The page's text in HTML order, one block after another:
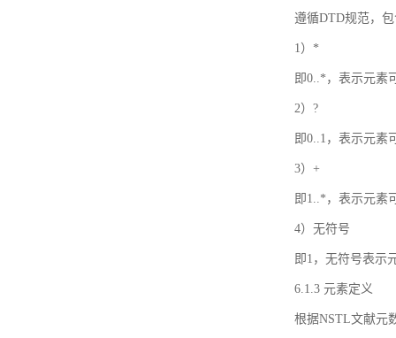
遵循DTD规范，
1）*
即0..*，表示元素
2）?
即0..1，表示元素
3）+
即1..*，表示元素
4）无符号
即1，无符号表示
6.1.3 元素定义
根据NSTL文献元